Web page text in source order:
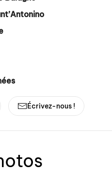
Écrivez-nous !